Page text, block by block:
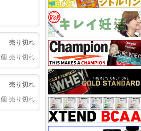
売り切れ
個 売り切れ
売り切れ
個 売り切れ